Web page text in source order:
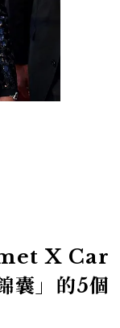
X Car
囊」的5個